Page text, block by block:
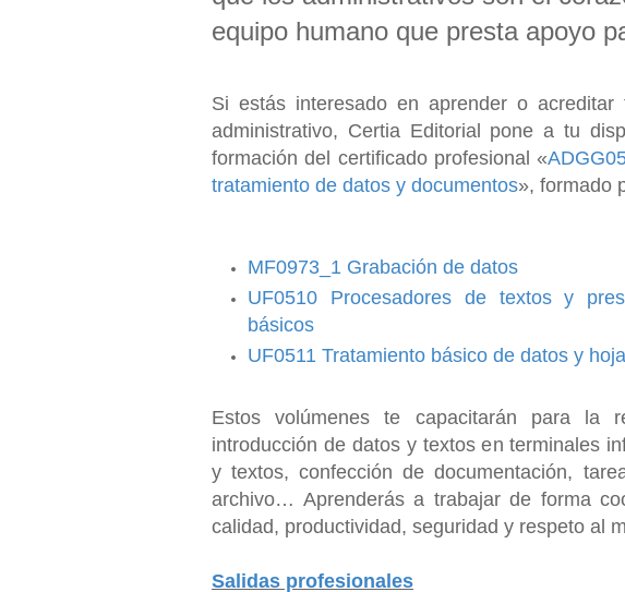
equipo humano que presta apoyo
Si estás interesado en aprender o
administrativo, Certia Editorial pone a tu
formación del certificado profesional «
tratamiento de datos y documentos», formado
MF0973_1 Grabación de datos
UF0510 Procesadores de textos y
básicos
UF0511 Tratamiento básico de datos y
Estos volúmenes te capacitarán para la
introducción de datos y textos en terminales
y textos, confección de documentación,
archivo… Aprenderás a trabajar de forma
calidad, productividad, seguridad y respeto al
Salidas profesionales